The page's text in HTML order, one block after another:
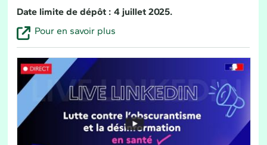
Date limite de dépôt : 4 juillet 2025.
Pour en savoir plus